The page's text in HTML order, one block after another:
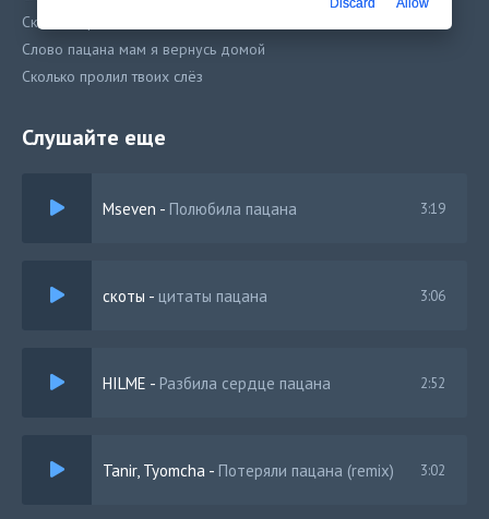
Сколько пролил твоих слёз
Слово пацана мам я вернусь домой
Сколько пролил твоих слёз
Слушайте еще
Mseven - Полюбила пацана 3:19
скоты - цитаты пацана 3:06
HILME - Разбила сердце пацана 2:52
Tanir, Tyomcha - Потеряли пацана (remix) 3:02
Discard Allow